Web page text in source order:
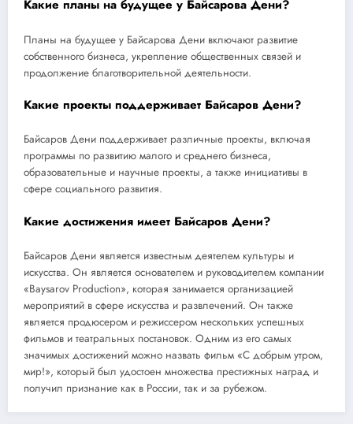
Какие планы на будущее у Байсарова Дени?
Планы на будущее у Байсарова Дени включают развитие
собственного бизнеса, укрепление общественных связей и
продолжение благотворительной деятельности.
Какие проекты поддерживает Байсаров Дени?
Байсаров Дени поддерживает различные проекты, включая
программы по развитию малого и среднего бизнеса,
образовательные и научные проекты, а также инициативы в
сфере социального развития.
Какие достижения имеет Байсаров Дени?
Байсаров Дени является известным деятелем культуры и
искусства. Он является основателем и руководителем компании
«Baysarov Production», которая занимается организацией
мероприятий в сфере искусства и развлечений. Он также
является продюсером и режиссером нескольких успешных
фильмов и театральных постановок. Одним из его самых
значимых достижений можно назвать фильм «С добрым утром,
мир!», который был удостоен множества престижных наград и
получил признание как в России, так и за рубежом.